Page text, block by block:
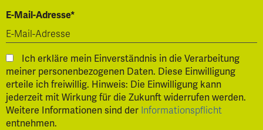
E-Mail-Adresse*
Ich erkläre mein Einverständnis in die Verarbeitung
meiner personenbezogenen Daten. Diese Einwilligung
erteile ich freiwillig. Hinweis: Die Einwilligung kann
jederzeit mit Wirkung für die Zukunft widerrufen werden.
Weitere Informationen sind der Informationspflicht
entnehmen.